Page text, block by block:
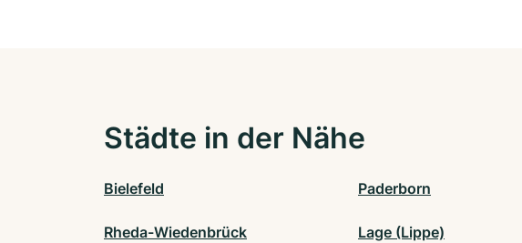
Städte in der Nähe
Bielefeld Paderborn
Rheda-Wiedenbrück Lage (Lippe)